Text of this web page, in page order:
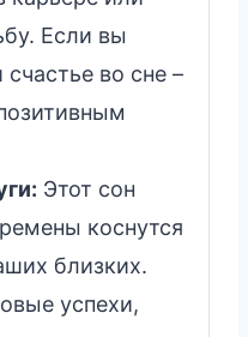
Если вы
счастье во сне –
Этот сон
коснутся
близких.
успехи,